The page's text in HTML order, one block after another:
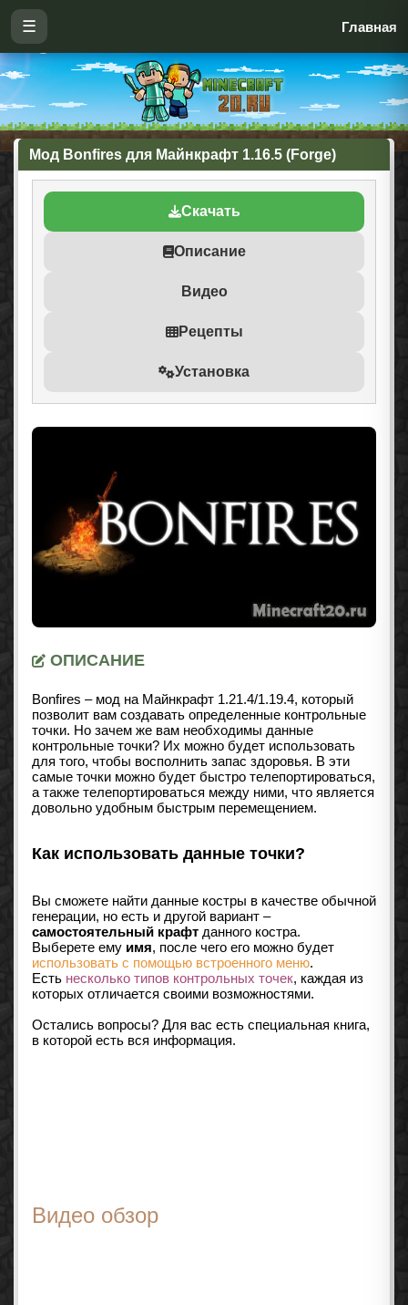
☰ Главная
Мод Bonfires для Майнкрафт 1.16.5 (Forge)
Скачать
Описание
Видео
Рецепты
Установка
ОПИСАНИЕ
Bonfires – мод на Майнкрафт 1.21.4/1.19.4, который
позволит вам создавать определенные контрольные
точки. Но зачем же вам необходимы данные
контрольные точки? Их можно будет использовать
для того, чтобы восполнить запас здоровья. В эти
самые точки можно будет быстро телепортироваться,
а также телепортироваться между ними, что является
довольно удобным быстрым перемещением.
Как использовать данные точки?
Вы сможете найти данные костры в качестве обычной
генерации, но есть и другой вариант –
самостоятельный крафт данного костра.
Выберете ему имя, после чего его можно будет
использовать с помощью встроенного меню.
Есть несколько типов контрольных точек, каждая из
которых отличается своими возможностями.
Остались вопросы? Для вас есть специальная книга,
в которой есть вся информация.
Видео обзор